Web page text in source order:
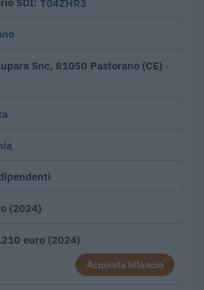
Snc, 81050 Pastorano (CE) ·
(2024)
euro (2024)
Acquista bilancio